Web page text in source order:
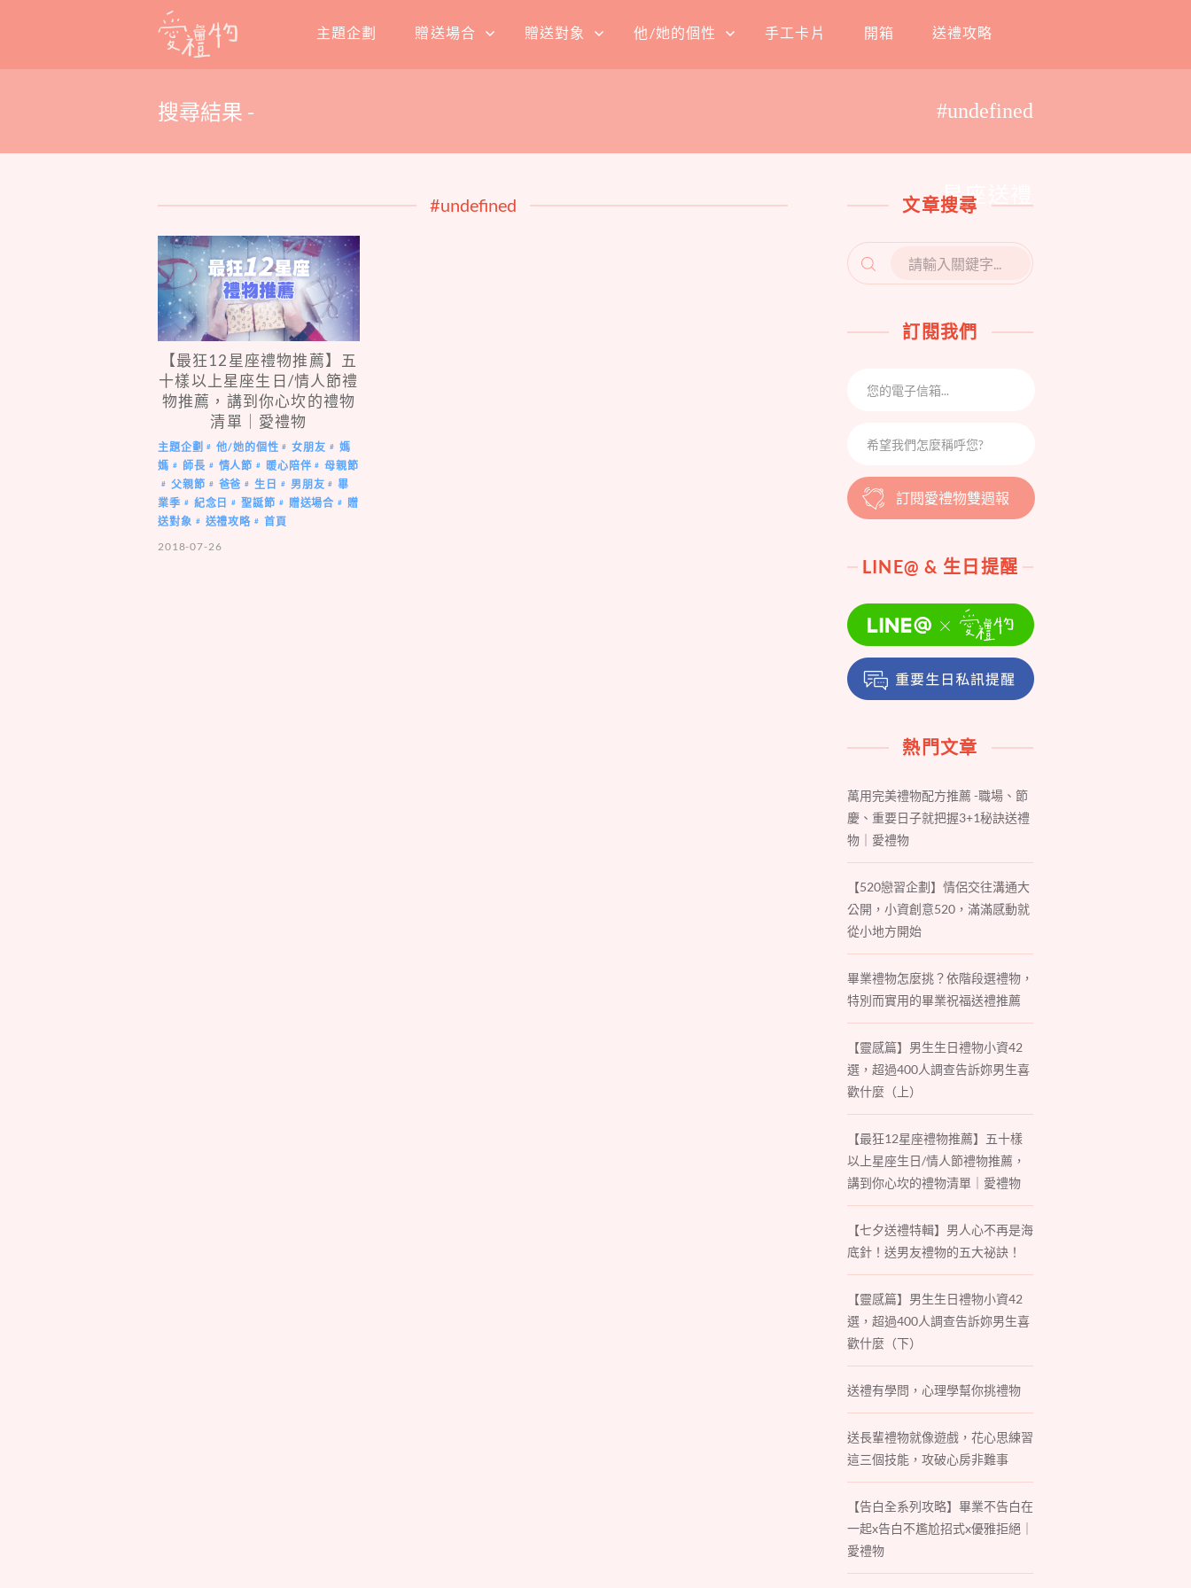
content
主題企劃 贈送場合 贈送對象 他/她的個性 手工卡片 開箱 送禮攻略
搜尋結果 - #undefined
星座送禮
#undefined
【最狂12星座禮物推薦】五
十樣以上星座生日/情人節禮
物推薦，講到你心坎的禮物
清單｜愛禮物
主題企劃 # 他/她的個性 # 女朋友 #
媽
媽 # 師長 # 情人節 # 暖心陪伴 # 母親節
# 父親節 # 爸爸 # 生日 # 男朋友 #
畢
業季 # 紀念日 # 聖誕節 # 贈送場合 #
贈
送對象 # 送禮攻略 #
首頁
2018-07-26
文章搜尋
SEARCH
FOR:
訂閱我們
訂閱愛禮物雙週報
LINE@ & 生日提醒
熱門文章
萬用完美禮物配方推薦 -職場、節
慶、重要日子就把握3+1秘訣送禮
物｜愛禮物
【520戀習企劃】情侶交往溝通大
公開，小資創意520，滿滿感動就
從小地方開始
畢業禮物怎麼挑？依階段選禮物，
特別而實用的畢業祝福送禮推薦
【靈感篇】男生生日禮物小資42
選，超過400人調查告訴妳男生喜
歡什麼（上）
【最狂12星座禮物推薦】五十樣
以上星座生日/情人節禮物推薦，
講到你心坎的禮物清單｜愛禮物
【七夕送禮特輯】男人心不再是海
底針！送男友禮物的五大祕訣！
【靈感篇】男生生日禮物小資42
選，超過400人調查告訴妳男生喜
歡什麼（下）
送禮有學問，心理學幫你挑禮物
送長輩禮物就像遊戲，花心思練習
這三個技能，攻破心房非難事
【告白全系列攻略】畢業不告白在
一起x告白不尷尬招式x優雅拒絕｜
愛禮物